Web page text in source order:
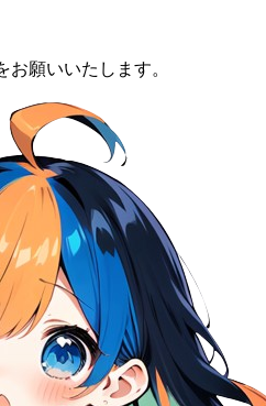
お願いいたします。